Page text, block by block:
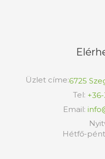
Üzlet címe:6725
Tel:
Email:
Hétfő-